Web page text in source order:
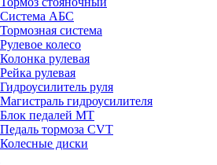
Система АБС
Тормозная система
Рулевое колесо
Колонка рулевая
Рейка рулевая
Гидроусилитель руля
Магистраль гидроусилителя
Блок педалей МТ
Педаль тормоза CVT
Колесные диски